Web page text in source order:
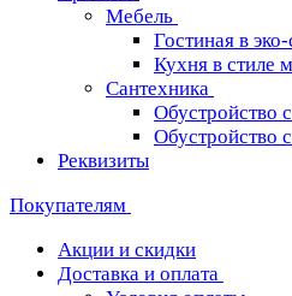
Мебель
Гостиная в эко-
Кухня в стиле
Сантехника
Обустройство
Обустройство
Реквизиты
Покупателям
Акции и скидки
Доставка и оплата